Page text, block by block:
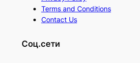
Terms and Conditions
Contact Us
Соц.сети